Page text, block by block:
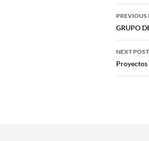
Post
PREVIOUS
GRUPO
NEXT POST